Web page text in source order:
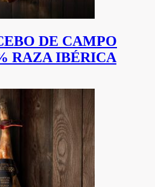
DE CAMPO
RAZA IBÉRICA